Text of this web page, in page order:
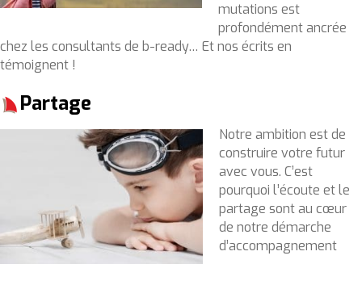
mutations est
profondément ancrée
chez les consultants de b-ready… Et nos écrits en
témoignent !
Partage
Notre ambition est de
construire votre futur
avec vous. C’est
pourquoi l’écoute et le
partage sont au cœur
de notre démarche
d’accompagnement